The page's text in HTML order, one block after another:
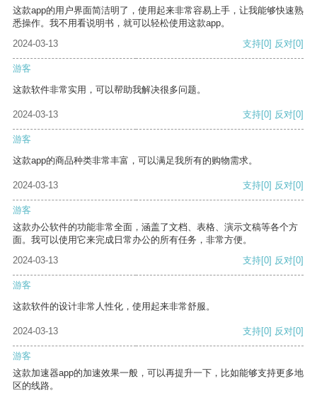
这款app的用户界面简洁明了，使用起来非常容易上手，让我能够快速熟
悉操作。我不用看说明书，就可以轻松使用这款app。
2024-03-13
支持[0] 反对[0]
游客
这款软件非常实用，可以帮助我解决很多问题。
2024-03-13 支持[0] 反对[0]
游客
这款app的商品种类非常丰富，可以满足我所有的购物需求。
2024-03-13 支持[0] 反对[0]
游客
这款办公软件的功能非常全面，涵盖了文档、表格、演示文稿等各个方
面。我可以使用它来完成日常办公的所有任务，非常方便。
2024-03-13
支持[0] 反对[0]
游客
这款软件的设计非常人性化，使用起来非常舒服。
2024-03-13 支持[0] 反对[0]
游客
这款加速器app的加速效果一般，可以再提升一下，比如能够支持更多地
区的线路。